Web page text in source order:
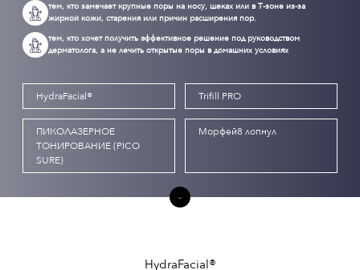
тем, кто замечает крупные поры на носу, щеках или в Т-зоне из-за
жирной кожи, старения или причин расширения пор.
тем, кто хочет получить эффективное решение под руководством
дерматолога, а не лечить открытые поры в домашних условиях
HydraFacial® Trifill PRO
ПИКОЛАЗЕРНОЕ
ТОНИРОВАНИЕ (PICO
SURE)
Морфей8 лопнул
HydraFacial®